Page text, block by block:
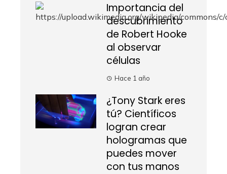
Importancia del
descubrimiento
de Robert Hooke
al observar
células
Hace 1 año
¿Tony Stark eres
tú? Científicos
logran crear
hologramas que
puedes mover
con tus manos